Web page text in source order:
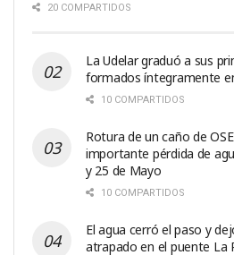
20 COMPARTIDOS
La Udelar graduó a sus
formados íntegramente
10 COMPARTIDOS
Rotura de un caño de
importante pérdida de
y 25 de Mayo
10 COMPARTIDOS
El agua cerró el paso y
atrapado en el puente La